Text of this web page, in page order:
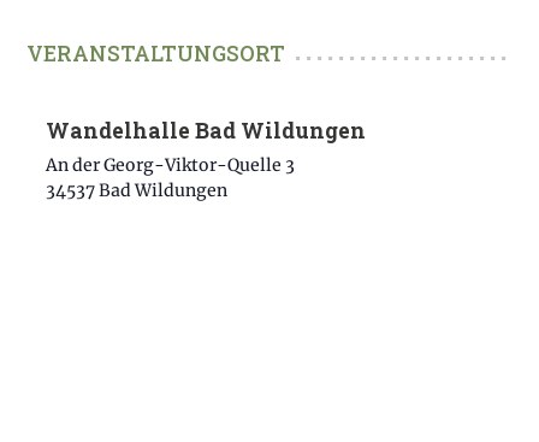
Wandelhalle Bad Wildungen
An der Georg-Viktor-Quelle 3
34537Bad Wildungen